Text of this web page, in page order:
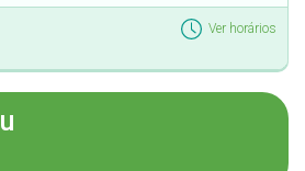
Ver horários